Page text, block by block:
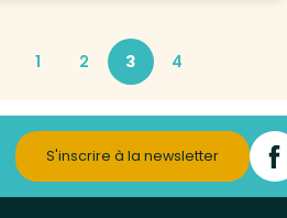
1 2 3 4
S'inscrire à la newsletter